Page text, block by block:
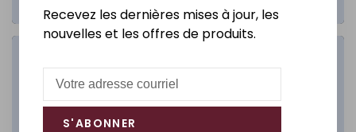
Salle de bain
DÉCOUVREZ
Recevez les dernières mises à jour, les
nouvelles et les offres de produits.
S'ABONNER